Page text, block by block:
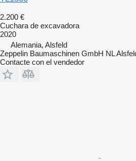
2.200 €
Cuchara de excavadora
2020
Alemania, Alsfeld
Zeppelin Baumaschinen GmbH NL
Contacte con el vendedor